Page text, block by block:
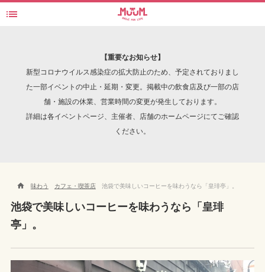
皇琲亭
INTERVIEW

【重要なお知らせ】
新型コロナウイルス感染症の拡大防止のため、予定されておりまし
た一部イベントの中止・延期・変更。掲載中の飲食店及び一部の店
舗・施設の休業、営業時間の変更が発生しております。
詳細は各イベントページ、主催者、店舗のホームページにてご確認
ください。
 味わう カフェ・喫茶店 池袋で美味しいコーヒーを味わうなら「皇琲亭」。
池袋で美味しいコーヒーを味わうなら「皇琲
亭」。